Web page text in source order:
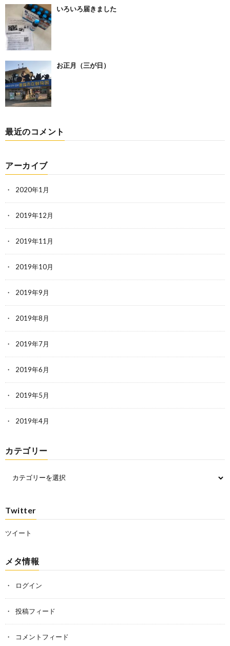
いろいろ届きました
お正月（三が日）
最近のコメント
アーカイブ
2020年1月
2019年12月
2019年11月
2019年10月
2019年9月
2019年8月
2019年7月
2019年6月
2019年5月
2019年4月
カテゴリー
Twitter
ツイート
メタ情報
ログイン
投稿フィード
コメントフィード